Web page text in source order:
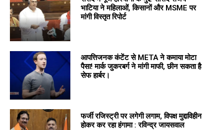
भाटिया ने महिलाओं, किसानों और MSME पर
मांगी विस्तृत रिपोर्ट
आपत्तिजनक कंटेंट से META ने कमाया मोटा
पैसा! मार्क जुकरबर्ग ने मांगी माफी, छीन सकता है
सेफ हार्बर।
फर्जी रजिस्ट्री पर लगेगी लगाम, विपक्ष मुद्दाविहीन
होकर कर रहा हंगामा : रविन्द्र जायसवाल